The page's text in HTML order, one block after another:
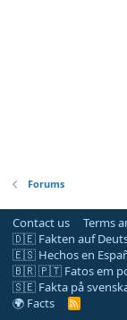
Forums
Contact us Terms
🇩🇪 Fakten auf
🇪🇸 Hechos en
🇧🇷 🇵🇹 Fatos em
🇸🇪 Fakta på
🌍 Facts
R